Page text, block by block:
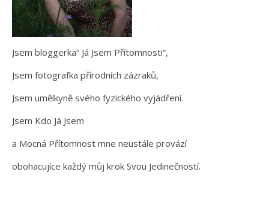
Jsem bloggerka“ Já Jsem Přítomnosti“,
Jsem fotografka přírodních zázraků,
Jsem umělkyně svého fyzického vyjádření.
Jsem Kdo Já Jsem
a Mocná Přítomnost mne neustále provází
obohacujíce každý můj krok Svou Jedinečností.